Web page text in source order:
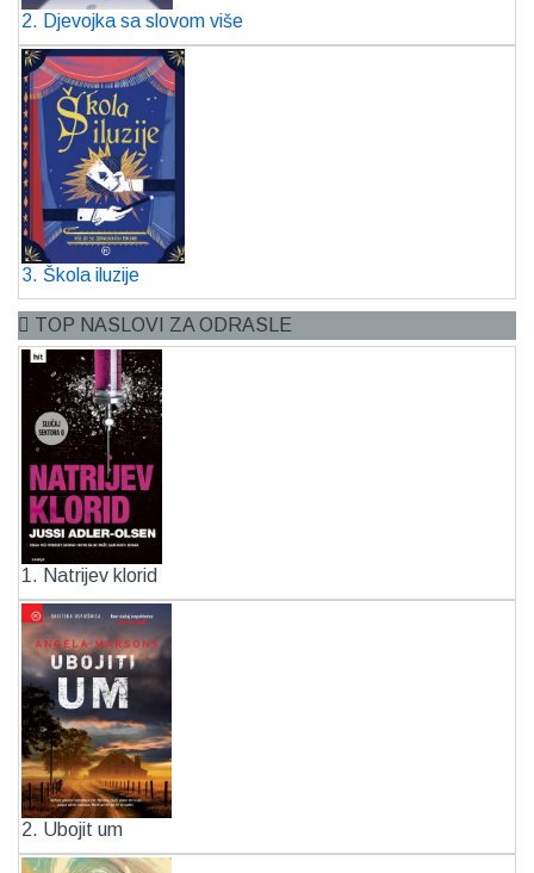
2. Djevojka sa slovom više
3. Škola iluzije
TOP NASLOVI ZA ODRASLE
1. Natrijev klorid
2. Ubojit um